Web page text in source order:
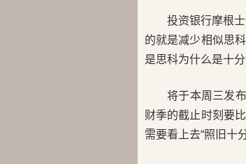
投资银行摩根
的就是减少相似思
是思科为什么是十
将于本周三发
财季的截止时刻要
需要看上去“照旧十